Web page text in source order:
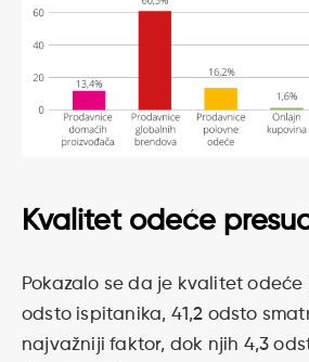
Kvalitet odeće
Pokazalo se da je kvalitet odeće
odsto ispitanika, 41,2 odsto
najvažniji faktor, dok njih 4,3